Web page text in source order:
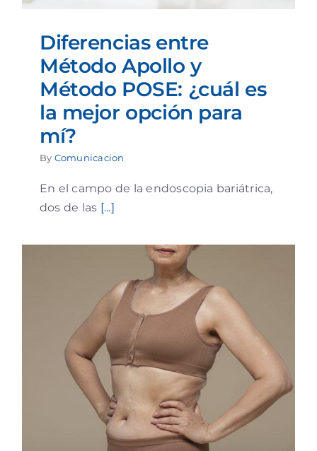
Diferencias entre
Método Apollo y
Método POSE: ¿cuál es
la mejor opción para
mí?
By Comunicacion
En el campo de la endoscopia bariátrica,
dos de las [...]